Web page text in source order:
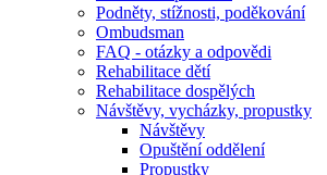
Podněty, stížnosti, poděkování
Ombudsman
FAQ - otázky a odpovědi
Rehabilitace dětí
Rehabilitace dospělých
Návštěvy, vycházky, propustky
Návštěvy
Opuštění oddělení
Propustky